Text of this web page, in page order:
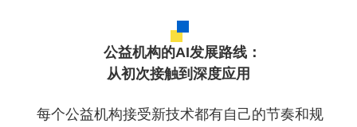
公益机构的AI发展路线：
从初次接触到深度应用
每个公益机构接受新技术都有自己的节奏和规